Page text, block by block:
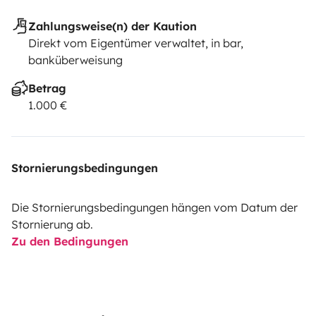
Zahlungsweise(n) der Kaution
Direkt vom Eigentümer verwaltet, in bar,
banküberweisung
Betrag
1.000 €
Stornierungsbedingungen
Die Stornierungsbedingungen hängen vom Datum der
Stornierung ab.
Zu den Bedingungen